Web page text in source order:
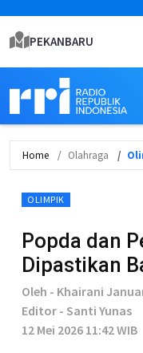
PEKANBARU
Home Olahraga
OLIMPIK
Popda dan
Dipastikan
Oleh - Khairani
Editor - Santi Yunas
12 Mei 2026 11:42 WIB